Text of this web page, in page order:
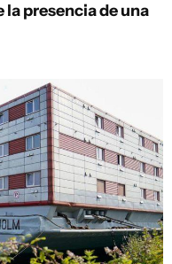
la presencia de una